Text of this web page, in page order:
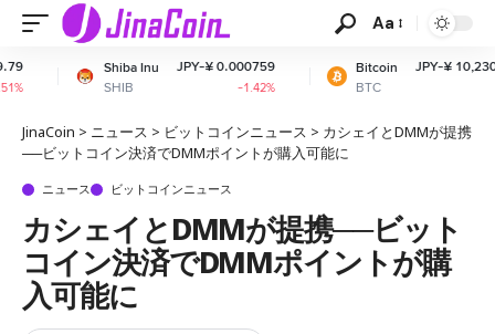
Aa
Inu
JPY-¥ 0.000759
-1.42%
Bitcoin
BTC
JPY-¥ 10,230,698.67
JinaCoin > ニュース > ビットコインニュース > カシェイとDMMが提携
──ビットコイン決済でDMMポイントが購入可能に
ニュース ビットコインニュース
カシェイとDMMが提携──ビット
コイン決済でDMMポイントが購
入可能に